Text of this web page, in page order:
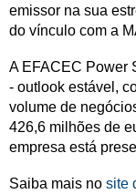
emissor na sua
do vínculo com a
A EFACEC Power
- outlook estável,
volume de
426,6 milhões de
empresa está
Saiba mais no site